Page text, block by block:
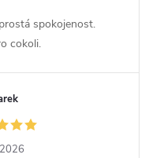
spokojenost.
cokoli.